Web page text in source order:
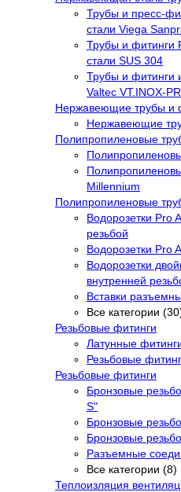
Трубы и пресс-
стали Viega
Трубы и фитинги
стали SUS 304
Трубы и фитинги
Valtec VT.INOX-
Нержавеющие трубы и
Нержавеющие
Полипропиленовые
Millennium
Полипропиленовые
Водорозетки Pro
резьбой
Водорозетки Pro
Водорозетки
внутренней
Вставки
Все категории
Резьбовые фитинги
Латунные
Резьбовые
Резьбовые фитинги
Бронзовые
S"
Бронзовые
Бронзовые
Разъемные
Все категории (8)
Теплоизляция